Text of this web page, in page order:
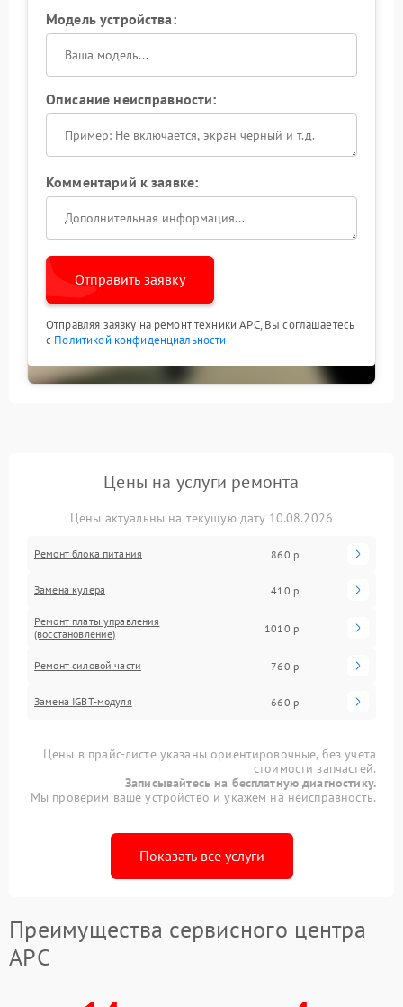
более серьезных последствий.
Модель устройства:
Описание неисправности:
Комментарий к заявке:
Отправить заявку
Отправляя заявку на ремонт техники APC, Вы соглашаетесь
с Политикой конфиденциальности
Цены на услуги ремонта
Цены актуальны на текущую дату 10.08.2026
Ремонт блока питания 860 р
Замена кулера 410 р
Ремонт платы управления
(восстановление)
1010 р
Ремонт силовой части 760 р
Замена IGBT-модуля 660 р
Цены в прайс-листе указаны ориентировочные, без учета
стоимости запчастей.
Записывайтесь на бесплатную диагностику.
Мы проверим ваше устройство и укажем на неисправность.
Показать все услуги
Преимущества сервисного центра
APC